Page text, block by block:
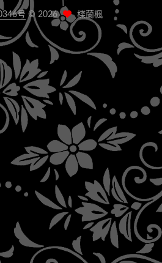
号 © 2026 楪蘭楓